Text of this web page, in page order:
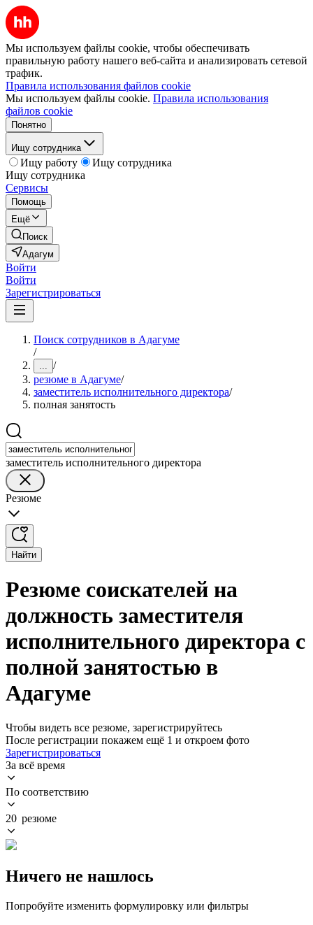
Мы используем файлы cookie, чтобы обеспечивать
правильную работу нашего веб-сайта и анализировать сетевой
трафик.
Правила использования файлов cookie
Мы используем файлы cookie. Правила использования
файлов cookie
Понятно
Ищу сотрудника
Ищу работу
Ищу сотрудника
Ищу сотрудника
Сервисы
Помощь
Ещё
Поиск
Адагум
Войти
Войти
Зарегистрироваться
Поиск сотрудников в Адагуме
/
... /
резюме в Адагуме/
заместитель исполнительного директора/
полная занятость
заместитель исполнительного директора
Резюме
Найти
Резюме соискателей на
должность заместителя
исполнительного директора с
полной занятостью в
Адагуме
Чтобы видеть все резюме, зарегистрируйтесь
После регистрации покажем ещё 1 и откроем фото
Зарегистрироваться
За всё время
По соответствию
20 резюме
Ничего не нашлось
Попробуйте изменить формулировку или фильтры